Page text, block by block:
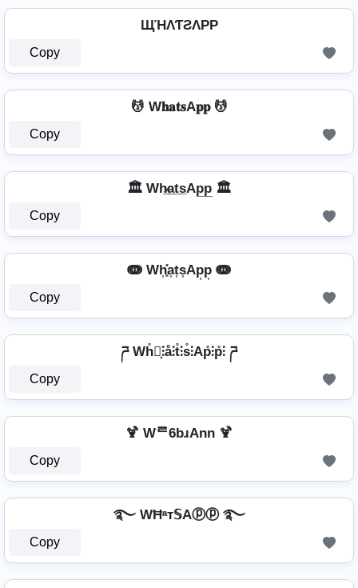
ЩΉΛƬƧΛPP
Copy
💆 W𝐡𝐚𝐭𝐬A𝐩𝐩 💆
Copy
🏛️ Wh̷̲a̲t̲s̲Ap̲p̲ 🏛️
Copy
ↈ Wh͎͓̽a͎t͎s͎Ap͎p͎ ↈ
Copy
ཌ Wh̊⫶͎⫶å⫶t̊⫶s̊⫶Ap̊⫶p̊⫶ ཌ
Copy
🍹 Wᄅ6bɹAnn 🍹
Copy
࿐ WĦᵃт𝕊Aⓟⓟ ࿐
Copy